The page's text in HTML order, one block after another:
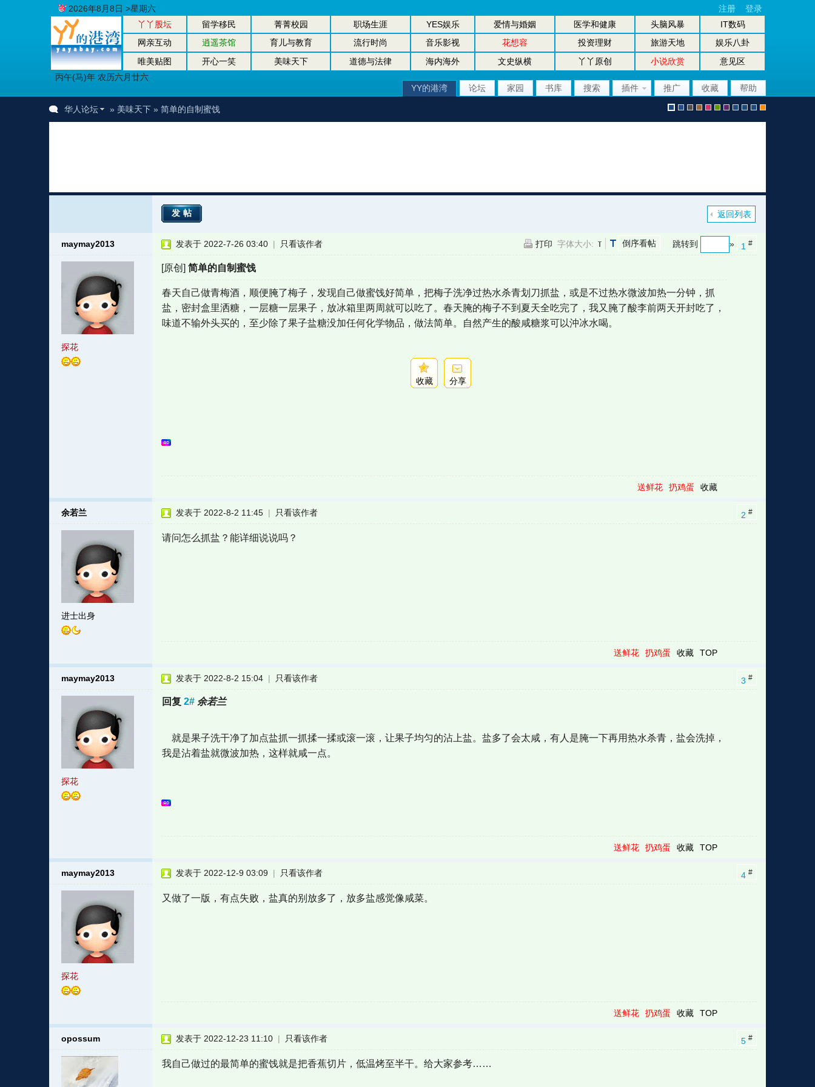
丫丫股坛 留学移民 菁菁校园 职场生涯 YES娱乐 爱情与婚姻 医学和健康 头脑风暴
IT数码
网亲互动
逍遥茶馆 育儿与教育 流行时尚 音乐影视 花想容 投资理财 旅游天地
娱乐八卦
唯美贴图
开心一笑 美味天下 道德与法律 海内海外 文史纵横 丫丫原创 小说欣赏
意见区
丙午(马)年 农历六月廿六
2026年8月8日 >星期六 注册 登录
YY的港湾 论坛 家园 书库 搜索 插件 推广 收藏 帮助
认l r r i r u 坛大坛机
华人论坛 » 美味天下» 简单的自制蜜饯
返回列表
发帖
maymay2013
探花
1 #
跳转到 »
倒序看帖
打印 字体大小:
发表于 2022-7-26 03:40 | 只看该作者
[原创]简单的自制蜜饯
春天自己做青梅酒，顺便腌了梅子，发现自己做蜜饯好简单，把梅子洗净过热水杀青划刀抓盐，或是不过热水微波加热一分钟，抓
盐，密封盒里洒糖，一层糖一层果子，放冰箱里两周就可以吃了。春天腌的梅子不到夏天全吃完了，我又腌了酸李前两天开封吃了，
味道不输外头买的，至少除了果子盐糖没加任何化学物品，做法简单。自然产生的酸咸糖浆可以沖冰水喝。
收藏 分享
送鲜花 扔鸡蛋 收藏
余若兰
进士出身
2 #
发表于 2022-8-2 11:45 | 只看该作者
请问怎么抓盐？能详细说说吗？
送鲜花 扔鸡蛋 收藏 TOP
maymay2013
探花
3 #
发表于 2022-8-2 15:04 | 只看该作者
回复 2# 余若兰
就是果子洗干净了加点盐抓一抓揉一揉或滚一滚，让果子均匀的沾上盐。盐多了会太咸，有人是腌一下再用热水杀青，盐会洗掉，
我是沾着盐就微波加热，这样就咸一点。
送鲜花 扔鸡蛋 收藏 TOP
maymay2013
探花
4 #
发表于 2022-12-9 03:09 | 只看该作者
又做了一版，有点失败，盐真的别放多了，放多盐感觉像咸菜。
送鲜花 扔鸡蛋 收藏 TOP
opossum 5 #
发表于 2022-12-23 11:10 | 只看该作者
我自己做过的最简单的蜜饯就是把香蕉切片，低温烤至半干。给大家参考……